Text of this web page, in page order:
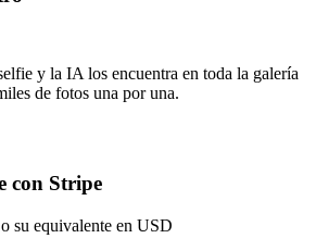
y la IA los encuentra en toda la galería
de fotos una por una.
con Stripe
su equivalente en USD